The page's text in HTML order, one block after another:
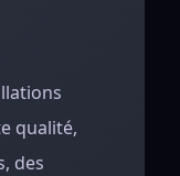
qualité,
des